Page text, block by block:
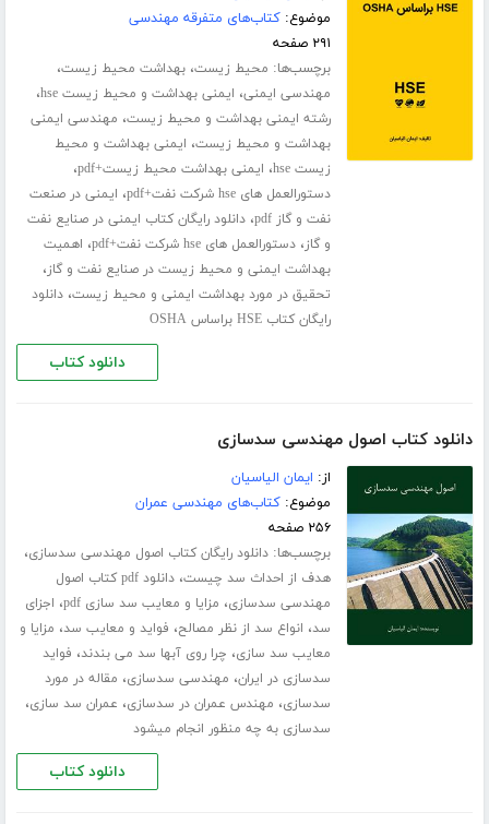
موضوع:کتاب‌های متفرقه مهندسی
۲۹۱ صفحه
برچسب‌ها: محیط زیست،بهداشت محیط زیست،
مهندسی ایمنی، ایمنی بهداشت و محیط زیست hse ،
رشته ایمنی بهداشت و محیط زیست، مهندسی ایمنی
بهداشت و محیط زیست، ایمنی بهداشت و محیط
زیست hse
، ایمنی بهداشت محیط زیست+pdf ،
دستورالعمل های hse شرکت نفت+pdf ، ایمنی در صنعت
نفت و گاز pdf
،دانلود رایگان کتاب ایمنی در صنایع نفت
و گاز،دستورالعمل های hse شرکت نفت+pdf ، اهمیت
بهداشت ایمنی و محیط زیست در صنایع نفت و گاز،
تحقیق در مورد بهداشت ایمنی و محیط زیست،دانلود
رایگان کتاب HSE براساس OSHA
دانلود کتاب
دانلود کتاب اصول مهندسی سدسازی
از: ایمان الیاسیان
موضوع:کتاب‌های مهندسی عمران
۲۵۶ صفحه
برچسب‌ها:دانلود رایگان کتاب اصول مهندسی سدسازی،
هدف از احداث سد چیست،
دانلود pdf کتاب اصول
مهندسی سدسازی، مزایا و معایب سد سازی pdf ، اجزای
سد، انواع سد از نظر مصالح، فواید و معایب سد، مزایا و
معایب سد سازی، چرا روی آبها سد می بندند، فواید
سدسازی در ایران، مهندسی سدسازی، مقاله در مورد
سدسازی، مهندس عمران در سدسازی، عمران سد سازی،
سدسازی به چه منظور انجام میشود
دانلود کتاب